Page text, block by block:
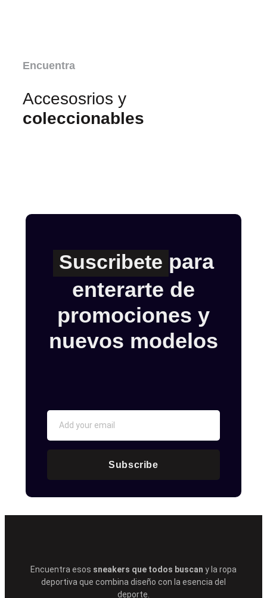
Encuentra
Accesosrios y
coleccionables
Suscribete para
enterarte de
promociones y
nuevos modelos
Subscribe
Encuentra esos sneakers que todos buscan y la ropa
deportiva que combina diseño con la esencia del
deporte.